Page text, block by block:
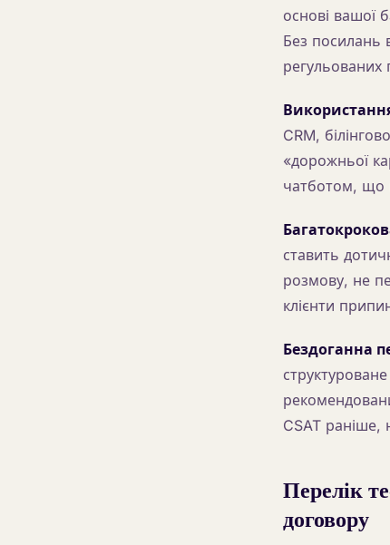
основі вашої
Без посилань
регульованих
CRM,
«дорожньої
чатботом, що
ставить
розмову, не
клієнти
Бездоганна
CSAT раніше,
Перелік
договору